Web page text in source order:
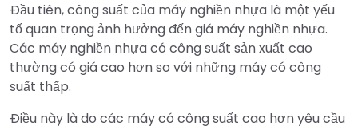
Đầu tiên, công suất của máy nghiền nhựa là một yếu
tố quan trọng ảnh hưởng đến giá máy nghiền nhựa.
Các máy nghiền nhựa có công suất sản xuất cao
thường có giá cao hơn so với những máy có công
suất thấp.
Điều này là do các máy có công suất cao hơn yêu cầu